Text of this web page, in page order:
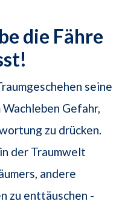
die Fähre
seine
Gefahr,
zu drücken.
der Traumwelt
andere
zu enttäuschen -